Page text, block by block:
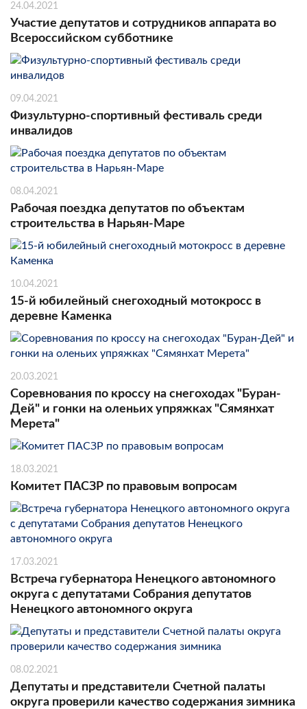
24.04.2021
Участие депутатов и сотрудников аппарата во
Всероссийском субботнике
09.04.2021
Физультурно-спортивный фестиваль среди
инвалидов
08.04.2021
Рабочая поездка депутатов по объектам
строительства в Нарьян-Маре
10.04.2021
15-й юбилейный снегоходный мотокросс в
деревне Каменка
20.03.2021
Соревнования по кроссу на снегоходах "Буран-
Дей" и гонки на оленьих упряжках "Сямянхат
Мерета"
18.03.2021
Комитет ПАСЗР по правовым вопросам
17.03.2021
Встреча губернатора Ненецкого автономного
округа с депутатами Собрания депутатов
Ненецкого автономного округа
08.02.2021
Депутаты и представители Счетной палаты
округа проверили качество содержания зимника